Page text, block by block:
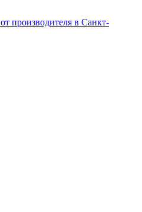
производителя в Санкт-